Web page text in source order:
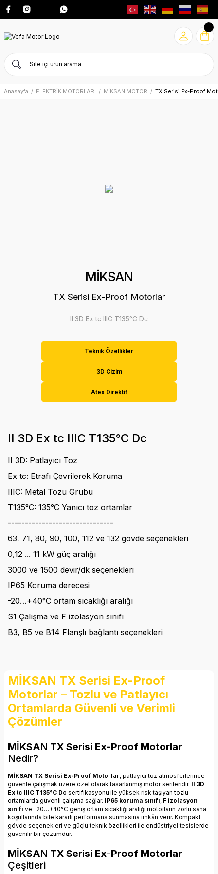
Anasayfa ELEKTRİK MOTORLARI MİKSAN MOTOR TX Serisi Ex-Proof
MİKSAN
TX Serisi Ex-Proof Motorlar
II 3D Ex tc IIIC T135°C Dc
Teknik Özellikler
3D Çizim
Atex Direktif
II 3D Ex tc IIIC T135°C Dc
II 3D: Patlayıcı Toz
Ex tc: Etrafı Çevrilerek Koruma
IIIC: Metal Tozu Grubu
T135°C: 135°C Yanıcı toz ortamlar
-------------------------------
63, 71, 80, 90, 100, 112 ve 132 gövde seçenekleri
0,12 ... 11 kW güç aralığı
3000 ve 1500 devir/dk seçenekleri
IP65 Koruma derecesi
-20…+40°C ortam sıcaklığı aralığı
S1 Çalışma ve F izolasyon sınıfı
B3, B5 ve B14 Flanşlı bağlantı seçenekleri
MİKSAN TX Serisi Ex-Proof
Motorlar – Tozlu ve Patlayıcı
Ortamlarda Güvenli ve Verimli
Çözümler
MİKSAN TX Serisi Ex-Proof Motorlar
Nedir?
MİKSAN TX Serisi Ex-Proof Motorlar, patlayıcı toz atmosferlerinde
güvenle çalışmak üzere özel olarak tasarlanmış motor serileridir. II 3D
Ex tc IIIC T135°C Dc sertifikasyonu ile yüksek risk taşıyan tozlu
ortamlarda güvenli çalışma sağlar. IP65 koruma sınıfı, F izolasyon
sınıfı ve -20…+40°C geniş ortam sıcaklığı aralığı motorların zorlu saha
koşullarında bile kararlı performans sunmasına imkân verir. Kompakt
gövde seçenekleri ve güçlü teknik özellikleri ile endüstriyel tesislerde
güvenilir bir çözümdür.
MİKSAN TX Serisi Ex-Proof Motorlar
Çeşitleri